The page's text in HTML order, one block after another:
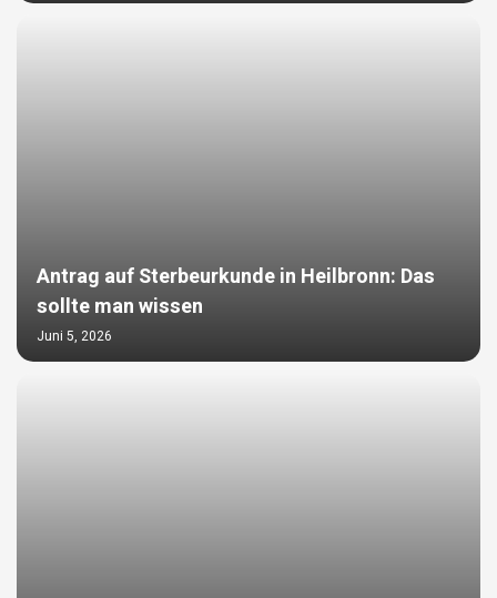
Antrag auf Sterbeurkunde in Heilbronn: Das
sollte man wissen
Juni 5, 2026